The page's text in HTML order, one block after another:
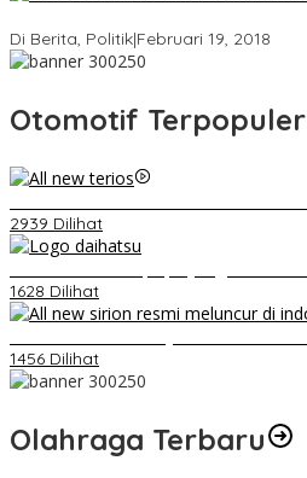
Di Berita, Politik|Februari 19, 2018
Otomotif Terpopuler
2939 Dilihat
1628 Dilihat
1456 Dilihat
Olahraga Terbaru